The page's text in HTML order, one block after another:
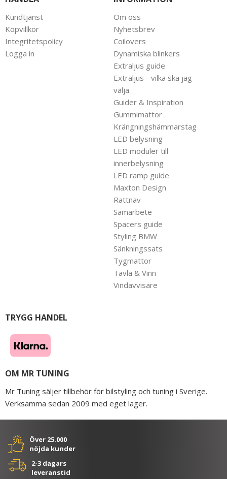
Kundtjänst
Köpvillkor
Integritetspolicy
Logga in
Om oss
Nyhetsbrev
Coilovers
Dynamiska blinkers
Extraljus guide
Extraljus - vilka ska jag
välja
Guider & Inspiration
Gummimattor
Krängningshämmarstag
LED belysning
LED moduler till
innerbelysning
LED ramp guide
Maxton Design
Rattnav
Samarbete
Spacers guide
Styling BMW
Sänkningssats
Tygmattor
Tävla & Vinn
Vindavvisare
TRYGG HANDEL
OM MR TUNING
Mr Tuning säljer tillbehör för bilstyling och tuning i Sverige.
Verksamma sedan 2009 med eget lager.
Över 25.000
nöjda kunder
2-3 dagars
leveranstid